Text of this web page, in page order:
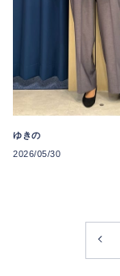
ゆきの
2026/05/30